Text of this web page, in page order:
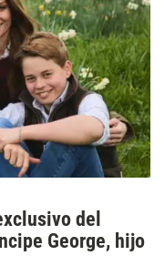
del
George, hijo